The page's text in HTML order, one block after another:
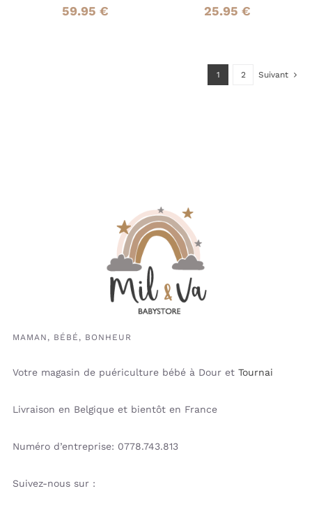
59.95 € 25.95 €
1 2 Suivant
MAMAN, BÉBÉ, BONHEUR
Votre magasin de puériculture bébé à Dour et Tournai
Livraison en Belgique et bientôt en France
Numéro d’entreprise: 0778.743.813
Suivez-nous sur :